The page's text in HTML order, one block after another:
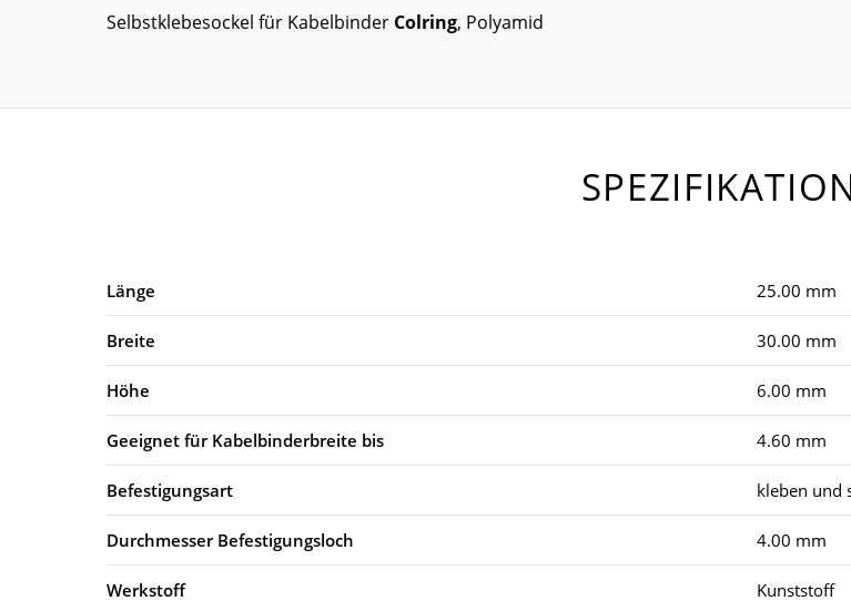
Selbstklebesockel für Kabelbinder Colring, Polyamid
Länge 25.00 mm
Breite 30.00 mm
Höhe 6.00 mm
Geeignet für Kabelbinderbreite bis 4.60 mm
Befestigungsart kleben und
Durchmesser Befestigungsloch 4.00 mm
Werkstoff Kunststoff